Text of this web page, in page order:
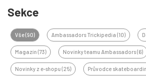
Sekce
Vše (90) Ambassadors Trickipedia (10)
Magazín (73) Novinky teamu Ambassadors (6)
Novinky z e-shopu (25) Průvodce